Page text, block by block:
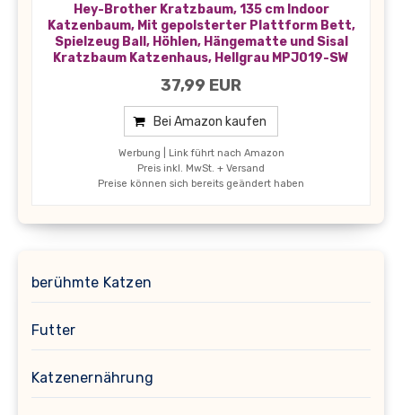
Hey-Brother Kratzbaum, 135 cm Indoor
Katzenbaum, Mit gepolsterter Plattform Bett,
Spielzeug Ball, Höhlen, Hängematte und Sisal
Kratzbaum Katzenhaus, Hellgrau MPJ019-SW
37,99 EUR
Bei Amazon kaufen
Werbung | Link führt nach Amazon
Preis inkl. MwSt. + Versand
Preise können sich bereits geändert haben
berühmte Katzen
Futter
Katzenernährung